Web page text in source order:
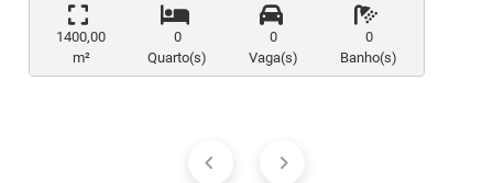
1400,00
m²
0
Quarto(s)
0
Vaga(s)
0
Banho(s)